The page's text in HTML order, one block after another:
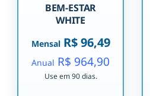
BEM-ESTAR
WHITE
MensalR$ 96,49
Anual R$ 964,90
Use em 90 dias.